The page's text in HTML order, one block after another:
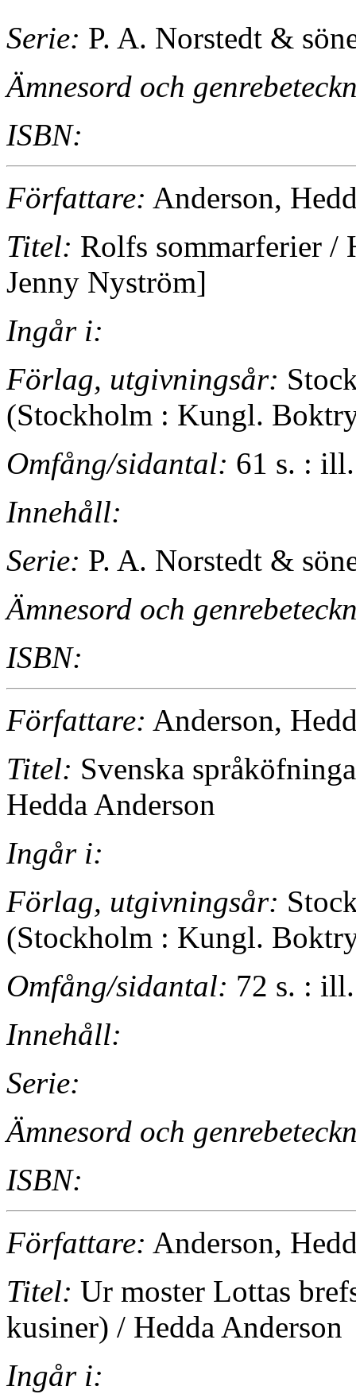
Serie: P. A. Norstedt &
Ämnesord och
ISBN:
Författare: Anderson,
Titel: Rolfs sommarferier /
Jenny Nyström]
Ingår i:
Förlag, utgivningsår:
(Stockholm : Kungl.
Omfång/sidantal: 61 s. :
Innehåll:
Serie: P. A. Norstedt &
Ämnesord och
ISBN:
Författare: Anderson,
Titel: Svenska
Hedda Anderson
Ingår i:
Förlag, utgivningsår:
(Stockholm : Kungl.
Omfång/sidantal: 72 s. :
Innehåll:
Serie:
Ämnesord och
ISBN:
Författare: Anderson,
Titel: Ur moster Lottas
kusiner) / Hedda Anderson
Ingår i: